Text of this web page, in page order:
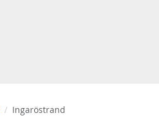
Ingaröstrand